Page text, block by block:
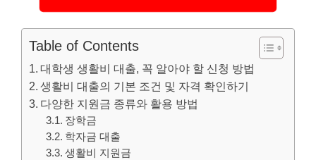
Table of Contents
대학생 생활비 대출, 꼭 알아야 할 신청 방법
생활비 대출의 기본 조건 및 자격 확인하기
다양한 지원금 종류와 활용 방법
장학금
학자금 대출
생활비 지원금